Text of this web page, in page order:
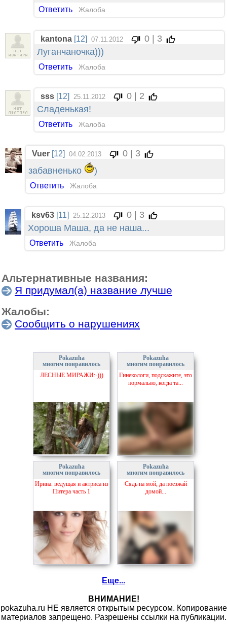
Ответить Жалоба
kantona [12] 07.11.2012
0 | 3
Луганчаночка)))
Ответить Жалоба
sss [12] 25.11.2012
0 | 2
Сладенькая!
Ответить Жалоба
Vuer [12] 04.02.2013
0 | 3
забавненько
)
Ответить Жалоба
ksv63 [11] 25.12.2013
0 | 3
Хороша Маша, да не наша...
Ответить Жалоба
Альтернативные названия:
Я придумал(а) название лучше
Жалобы:
Сообщить о нарушениях
Pokazuha
многим понравилось
ЛЕСНЫЕ МИРАЖИ:-)))
Pokazuha
многим понравилось
Гинекологи, подскажите, это
нормально, когда та...
Pokazuha
многим понравилось
Ирина. ведущая и актриса из
Питера часть 1
Pokazuha
многим понравилось
Сядь на мой, да поезжай
домой...
Еще...
ВНИМАНИЕ!
pokazuha.ru НЕ является открытым ресурсом. Копирование
материалов запрещено. Разрешены ссылки на публикации.